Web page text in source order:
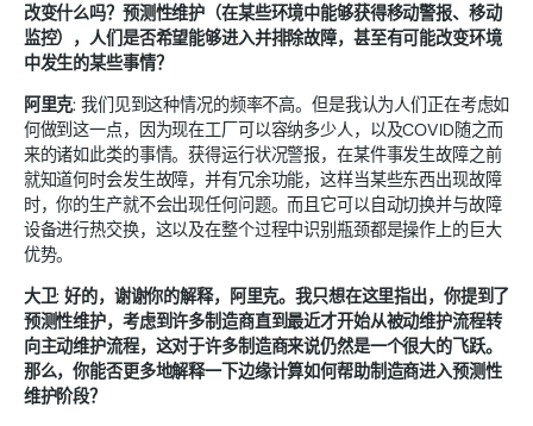
改变什么吗？预测性维护（在某些环境中能够获得移动警报、移动
监控），人们是否希望能够进入并排除故障，甚至有可能改变环境
中发生的某些事情？
阿里克: 我们见到这种情况的频率不高。但是我认为人们正在考虑如
何做到这一点，因为现在工厂可以容纳多少人，以及COVID随之而
来的诸如此类的事情。获得运行状况警报，在某件事发生故障之前
就知道何时会发生故障，并有冗余功能，这样当某些东西出现故障
时，你的生产就不会出现任何问题。而且它可以自动切换并与故障
设备进行热交换，这以及在整个过程中识别瓶颈都是操作上的巨大
优势。
大卫:好的，谢谢你的解释，阿里克。我只想在这里指出，你提到了
预测性维护，考虑到许多制造商直到最近才开始从被动维护流程转
向主动维护流程，这对于许多制造商来说仍然是一个很大的飞跃。
那么，你能否更多地解释一下边缘计算如何帮助制造商进入预测性
维护阶段？